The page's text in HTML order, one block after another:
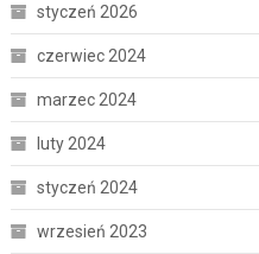
styczeń 2026
czerwiec 2024
marzec 2024
luty 2024
styczeń 2024
wrzesień 2023